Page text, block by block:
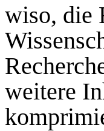
wiso, die
weitere